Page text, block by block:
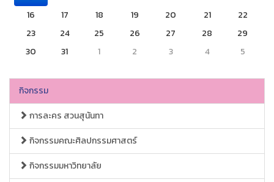
16
17 18 19 20 21
22
23
24 25 26 27 28
29
30
31 1 2 3 4 5
กิจกรรม
การละคร สวนสุนันทา
กิจกรรมคณะศิลปกรรมศาสตร์
กิจกรรมมหาวิทยาลัย